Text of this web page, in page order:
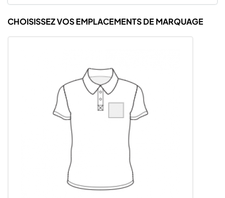
CHOISISSEZ VOS EMPLACEMENTS DE MARQUAGE